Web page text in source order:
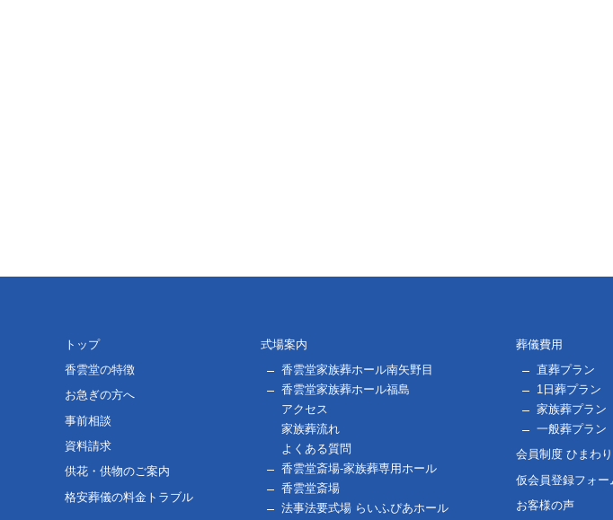
トップ
香雲堂の特徴
お急ぎの方へ
事前相談
資料請求
供花・供物のご案内
格安葬儀の料金トラブル
式場案内
香雲堂家族葬ホール南矢野目
香雲堂家族葬ホール福島
アクセス
家族葬流れ
よくある質問
香雲堂斎場-家族葬専用ホール
香雲堂斎場
法事法要式場 らいふぴあホール
葬儀費用
直葬プラン
1日葬プラン
家族葬プラン
一般葬プラン
会員制度 ひまわ
仮会員登録フォー
お客様の声